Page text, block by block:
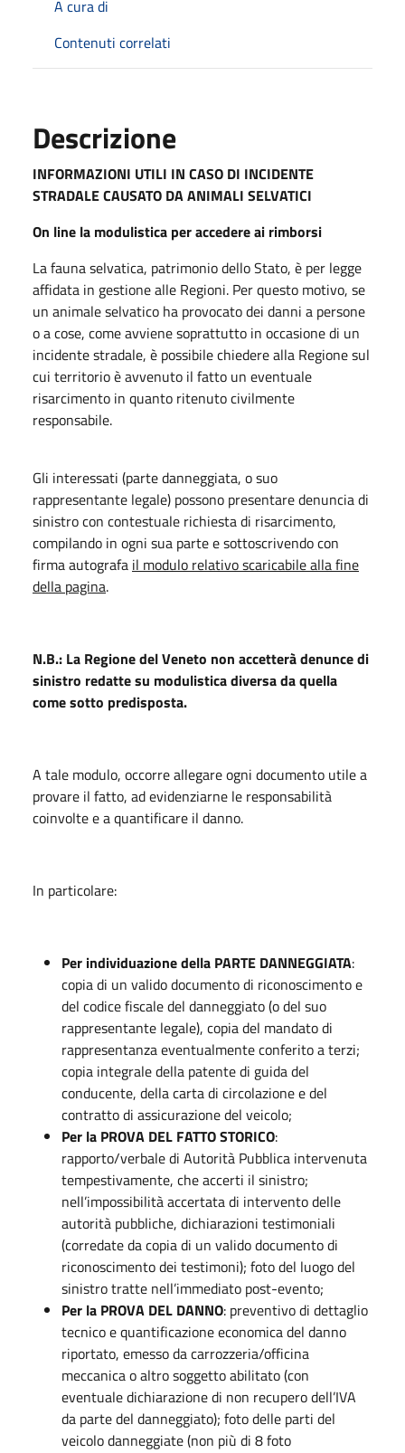
A cura di
Contenuti correlati
Descrizione
INFORMAZIONI UTILI IN CASO DI INCIDENTE
STRADALE CAUSATO DA ANIMALI SELVATICI
On line la modulistica per accedere ai rimborsi
La fauna selvatica, patrimonio dello Stato, è per legge
affidata in gestione alle Regioni. Per questo motivo, se
un animale selvatico ha provocato dei danni a persone
o a cose, come avviene soprattutto in occasione di un
incidente stradale, è possibile chiedere alla Regione sul
cui territorio è avvenuto il fatto un eventuale
risarcimento in quanto ritenuto civilmente
responsabile.
Gli interessati (parte danneggiata, o suo
rappresentante legale) possono presentare denuncia di
sinistro con contestuale richiesta di risarcimento,
compilando in ogni sua parte e sottoscrivendo con
firma autografa il modulo relativo scaricabile alla fine
della pagina.
N.B.: La Regione del Veneto non accetterà denunce di
sinistro redatte su modulistica diversa da quella
come sotto predisposta.
A tale modulo, occorre allegare ogni documento utile a
provare il fatto, ad evidenziarne le responsabilità
coinvolte e a quantificare il danno.
In particolare:
Per individuazione della PARTE DANNEGGIATA:
copia di un valido documento di riconoscimento e
del codice fiscale del danneggiato (o del suo
rappresentante legale), copia del mandato di
rappresentanza eventualmente conferito a terzi;
copia integrale della patente di guida del
conducente, della carta di circolazione e del
contratto di assicurazione del veicolo;
Per la PROVA DEL FATTO STORICO:
rapporto/verbale di Autorità Pubblica intervenuta
tempestivamente, che accerti il sinistro;
nell’impossibilità accertata di intervento delle
autorità pubbliche, dichiarazioni testimoniali
(corredate da copia di un valido documento di
riconoscimento dei testimoni); foto del luogo del
sinistro tratte nell’immediato post-evento;
Per la PROVA DEL DANNO: preventivo di dettaglio
tecnico e quantificazione economica del danno
riportato, emesso da carrozzeria/officina
meccanica o altro soggetto abilitato (con
eventuale dichiarazione di non recupero dell’IVA
da parte del danneggiato); foto delle parti del
veicolo danneggiate (non più di 8 foto